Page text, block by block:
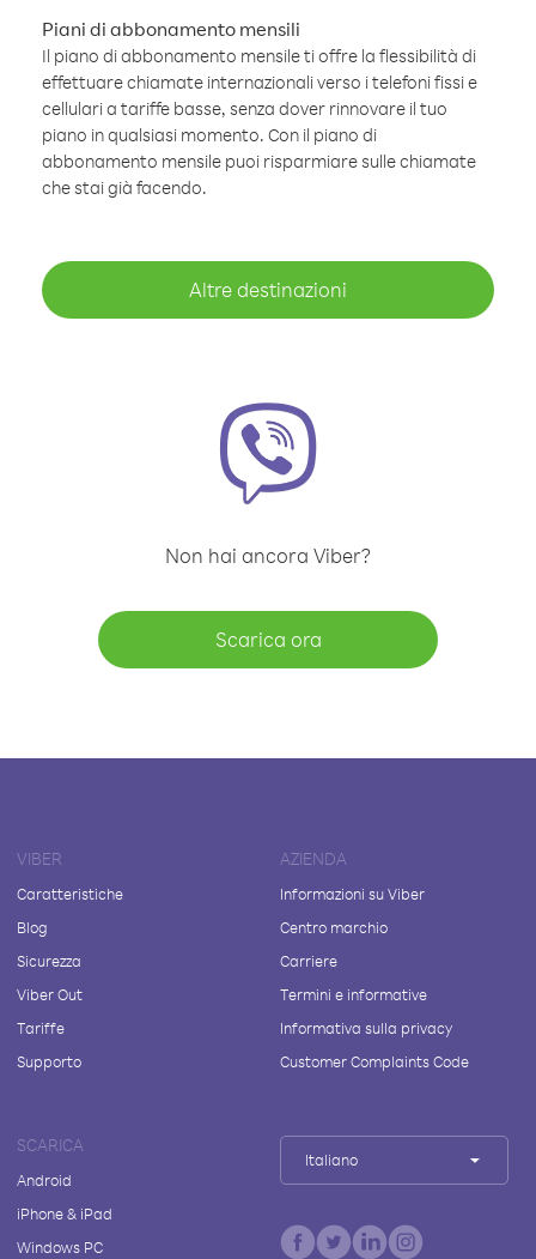
Piani di abbonamento mensili
Il piano di abbonamento mensile ti offre la flessibilità di
effettuare chiamate internazionali verso i telefoni fissi e
cellulari a tariffe basse, senza dover rinnovare il tuo
piano in qualsiasi momento. Con il piano di
abbonamento mensile puoi risparmiare sulle chiamate
che stai già facendo.
Altre destinazioni
Non hai ancora Viber?
Scarica ora
VIBER
Caratteristiche
Blog
Sicurezza
Viber Out
Tariffe
Supporto
AZIENDA
Informazioni su Viber
Centro marchio
Carriere
Termini e informative
Informativa sulla privacy
Customer Complaints Code
SCARICA
Android
iPhone & iPad
Windows PC
Italiano